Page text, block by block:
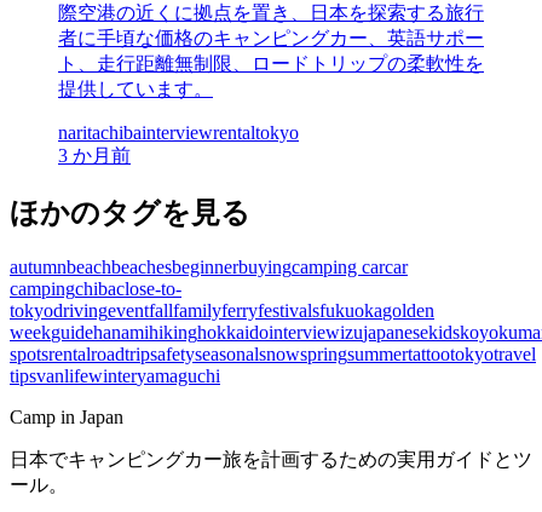
際空港の近くに拠点を置き、日本を探索する旅行
者に手頃な価格のキャンピングカー、英語サポー
ト、走行距離無制限、ロードトリップの柔軟性を
提供しています。
naritachibainterviewrentaltokyo
3 か月前
ほかのタグを見る
autumnbeachbeachesbeginnerbuyingcamping carcar
campingchibaclose-to-
tokyodrivingeventfallfamilyferryfestivalsfukuokagolden
weekguidehanamihikinghokkaidointerviewizujapanesekidskoyo
spotsrentalroadtripsafetyseasonalsnowspringsummertattootokyotravel
tipsvanlifewinteryamaguchi
Camp in Japan
日本でキャンピングカー旅を計画するための実用ガイドとツ
ール。